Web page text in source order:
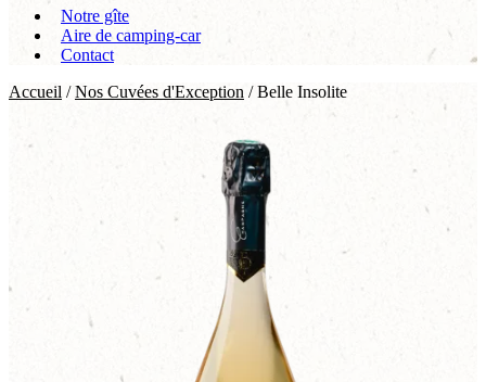
Notre gîte
Aire de camping-car
Contact
Accueil /Nos Cuvées d'Exception / Belle Insolite